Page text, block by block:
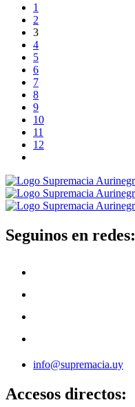
1
2
3
4
5
6
7
8
9
10
11
12
Seguinos en redes:
info@supremacia.uy
Accesos directos: